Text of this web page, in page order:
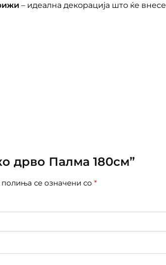
– идеална декорација што ќе внесе
дрво Палма 180см”
се означени со *